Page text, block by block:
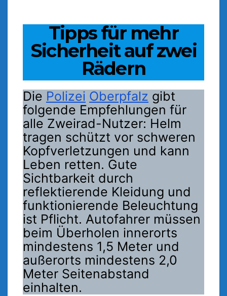
Tipps für mehr
Sicherheit auf zwei
Rädern
Die Polizei Oberpfalz gibt
folgende Empfehlungen für
alle Zweirad-Nutzer: Helm
tragen schützt vor schweren
Kopfverletzungen und kann
Leben retten. Gute
Sichtbarkeit durch
reflektierende Kleidung und
funktionierende Beleuchtung
ist Pflicht. Autofahrer müssen
beim Überholen innerorts
mindestens 1,5 Meter und
außerorts mindestens 2,0
Meter Seitenabstand
einhalten.